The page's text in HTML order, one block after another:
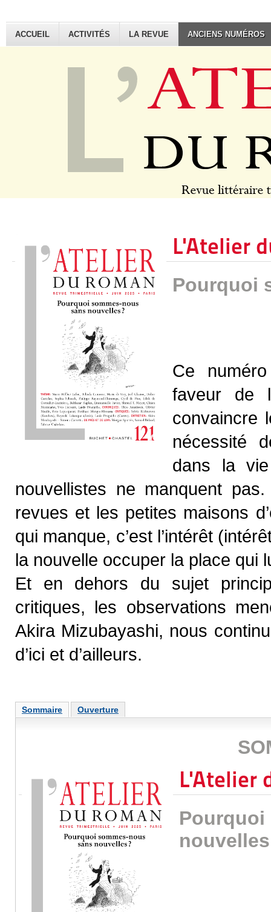
ACCUEIL ACTIVITÉS LA REVUE ANCIENS NUMÉROS
L'Atelier
Pourquoi
Ce
faveur de
convaincre
nécessité
dans la
nouvellistes ne manquent
revues et les petites maisons
qui manque, c’est l’intérêt
la nouvelle occuper la place qui
Et en dehors du sujet
critiques, les observations
Akira Mizubayashi, nous
d’ici et d’ailleurs.
Sommaire Ouverture
L'Atelier